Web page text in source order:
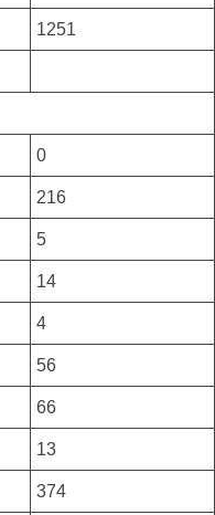
1251
0
216
5
14
4
56
66
13
374